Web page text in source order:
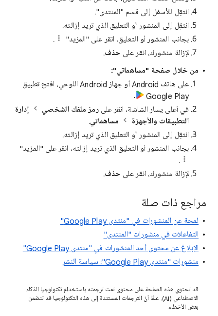
انتقِل للأسفل إلى قسم "المنتدى".
انتقِل إلى المنشور أو التعليق الذي تريد إزالته.
بجانب المنشور أو التعليق، انقر على "المزيد"
.
لإزالة منشورك، انقر على حذف.
من خلال صفحة "مساهماتي":
على هاتف Android أو جهاز Android اللوحي، افتح تطبيق
Google Play
.
في أعلى يسار الشاشة، انقر علىرمز ملفك الشخصي
إدارة
التطبيقات والأجهزة
مساهماتي.
انتقِل إلى المنشور أو التعليق الذي تريد إزالته.
بجانب المنشور أو التعليق الذي تريد إزالته، انقر على "المزيد"
.
لإزالة منشورك، انقر على حذف.
مراجع ذات صلة
لمحة عن المنشورات في "منتدى Google Play"
التفاعلات في منشورات "المنتدى"
الإبلاغ عن محتوى أحد المنشورات في "منتدى Google Play"
منشورات "منتدى Google Play": سياسة النشر
قد تحتوي هذه الصفحة على محتوى تمت ترجمته باستخدام تكنولوجيا الذكاء
الاصطناعي (AI). علمًا أنّ الترجمات المستندة إلى هذه التكنولوجيا قد تتضمن
بعض الأخطاء.